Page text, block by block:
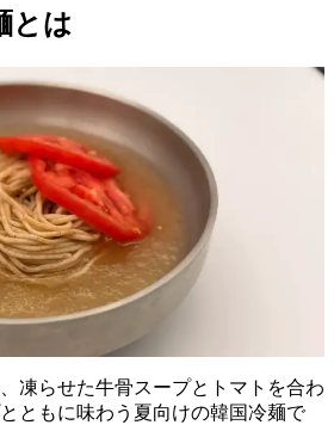
とは
凍らせた牛骨スープとトマトを合わ
ともに味わう夏向けの韓国冷麺で